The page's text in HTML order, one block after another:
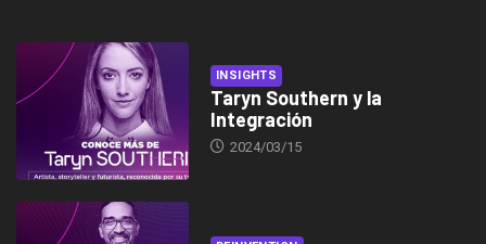
INSIGHTS
Taryn Southern y la
Integración
2024/03/15